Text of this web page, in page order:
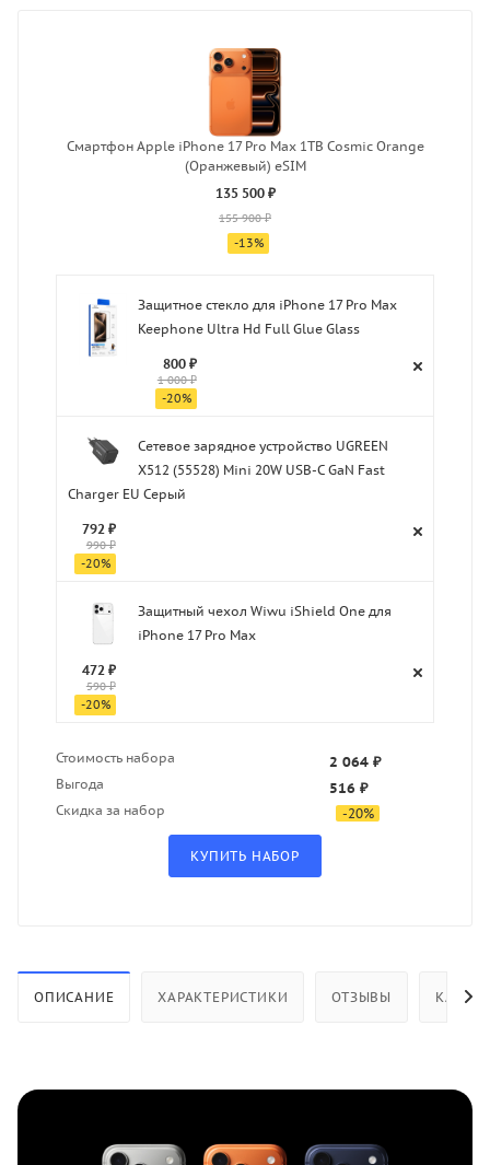
Смартфон Apple iPhone 17 Pro Max 1TB Cosmic Orange
(Оранжевый) eSIM
135 500 ₽
155 900 ₽
-13%
Защитное стекло для iPhone 17 Pro Max
Keephone Ultra Hd Full Glue Glass
800 ₽
1 000 ₽
-20%
Сетевое зарядное устройство UGREEN
X512 (55528) Mini 20W USB-C GaN Fast
Charger EU Серый
792 ₽
990 ₽
-20%
Защитный чехол Wiwu iShield One для
iPhone 17 Pro Max
472 ₽
590 ₽
-20%
Стоимость набора 2 064 ₽
Выгода 516 ₽
Скидка за набор -20%
ОПИСАНИЕ ХАРАКТЕРИСТИКИ ОТЗЫВЫ КАК